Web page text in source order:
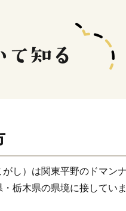
がし）は関東平野のドマン
・栃木県の県境に接していま